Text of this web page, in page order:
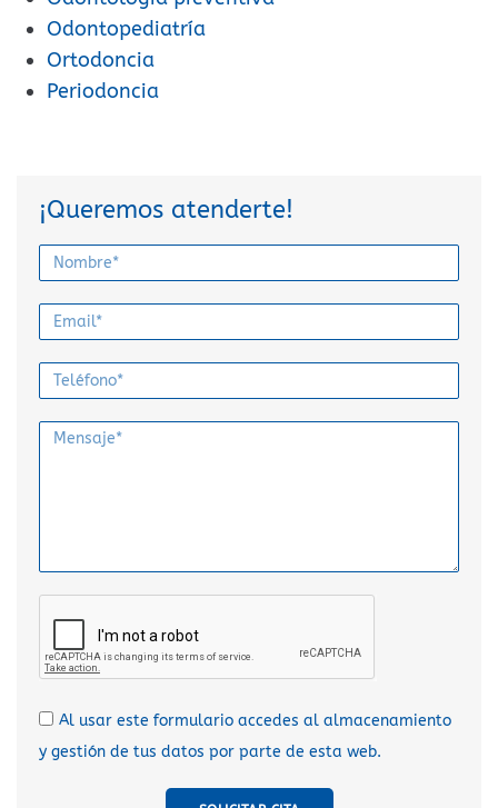
Odontopediatría
Ortodoncia
Periodoncia
¡Queremos atenderte!
Al usar este formulario accedes al almacenamiento
y gestión de tus datos por parte de esta web.